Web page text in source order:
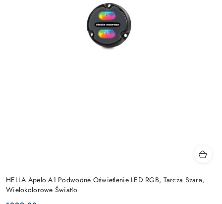
HELLA Apelo A1 Podwodne Oświetlenie LED RGB, Tarcza Szara,
Wielokolorowe Światło